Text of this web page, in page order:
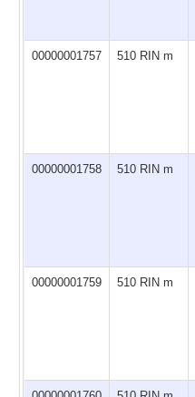
00000001757 510 RIN m
00000001758 510 RIN m
00000001759 510 RIN m